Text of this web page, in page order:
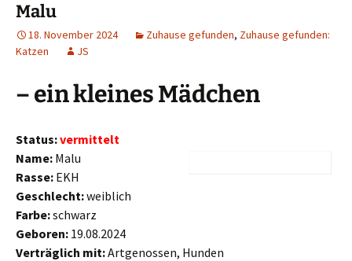
Malu
18. November 2024 Zuhause gefunden, Zuhause gefunden:
Katzen
JS
– ein kleines Mädchen
Status:vermittelt
Name: Malu
Rasse: EKH
Geschlecht:weiblich
Farbe:schwarz
Geboren: 19.08.2024
Verträglich mit:Artgenossen, Hunden